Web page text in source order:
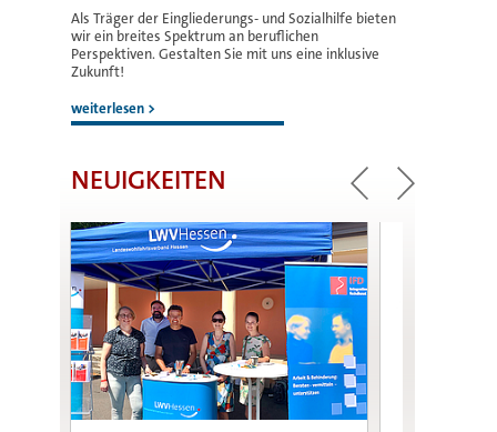
Als Träger der Eingliederungs- und Sozialhilfe bieten
wir ein breites Spektrum an beruflichen
Perspektiven. Gestalten Sie mit uns eine inklusive
Zukunft!
weiterlesen >
NEUIGKEITEN